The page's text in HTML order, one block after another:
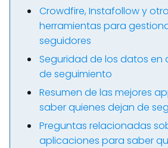
Crowdfire, Instafollow y
herramientas para
seguidores
Seguridad de los datos en
de seguimiento
Resumen de las mejores
saber quienes dejan de
Preguntas relacionadas
aplicaciones para saber